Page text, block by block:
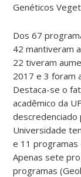
Genéticos
Dos 67
42 mantiveram
22 tiveram
2017 e 3 foram
Destaca-se o
acadêmico da
descredenciado
Universidade
e 11 programas
Apenas sete
programas